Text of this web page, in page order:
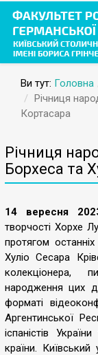
Ви тут: Головна
Річниця
Кортасара
Річниця
Борхеса та
14 вересня
творчості Хорхе
протягом
Хуліо Сесара
колекціонера,
народження цих
форматі
Аргентинської
іспаністів
країни. Київський